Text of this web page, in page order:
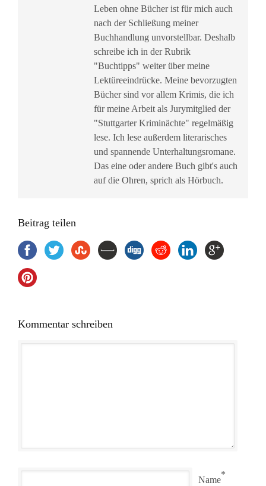
Leben ohne Bücher ist für mich auch
nach der Schließung meiner
Buchhandlung unvorstellbar. Deshalb
schreibe ich in der Rubrik
"Buchtipps" weiter über meine
Lektüreeindrücke. Meine bevorzugten
Bücher sind vor allem Krimis, die ich
für meine Arbeit als Jurymitglied der
"Stuttgarter Kriminächte" regelmäßig
lese. Ich lese außerdem literarisches
und spannende Unterhaltungsromane.
Das eine oder andere Buch gibt's auch
auf die Ohren, sprich als Hörbuch.
Beitrag teilen
Kommentar schreiben
Name
*